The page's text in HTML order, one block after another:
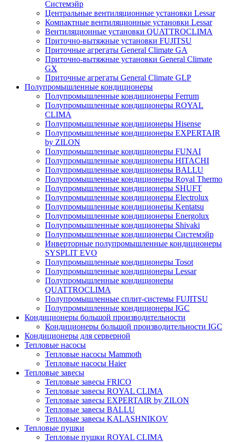
Системэйр
Центральные вентиляционные установки Lessar
Компактные вентиляционные установки Lessar
Вентиляционные установки QUATTROCLIMA
Приточно-вытяжные установки FUJITSU
Приточные агрегаты General Climate GA
Приточно-вытяжные установки General Climate
GX
Приточные агрегаты General Climate GLP
Полупромышленные кондиционеры
Полупромышленные кондиционеры Ferrum
Полупромышленные кондиционеры ROYAL
CLIMA
Полупромышленные кондиционеры Hisense
Полупромышленные кондиционеры EXPERTAIR
by ZILON
Полупромышленные кондиционеры FUNAI
Полупромышленные кондиционеры HITACHI
Полупромышленные кондиционеры BALLU
Полупромышленные кондиционеры Royal Thermo
Полупромышленные кондиционеры SHUFT
Полупромышленные кондиционеры Electrolux
Полупромышленные кондиционеры Kentatsu
Полупромышленные кондиционеры Energolux
Полупромышленные кондиционеры Shivaki
Полупромышленные кондиционеры Системэйр
Инверторные полупромышленные кондиционеры
SYSPLIT EVO
Полупромышленные кондиционеры Tosot
Полупромышленные кондиционеры Lessar
Полупромышленные кондиционеры
QUATTROCLIMA
Полупромышленные сплит-системы FUJITSU
Полупромышленные кондиционеры IGC
Кондиционеры большой производительности
Кондиционеры большой производительности IGC
Кондиционеры для серверной
Тепловые насосы
Тепловые насосы Mammoth
Тепловые насосы Haier
Тепловые завесы
Тепловые завесы FRICO
Тепловые завесы ROYAL CLIMA
Тепловые завесы EXPERTAIR by ZILON
Тепловые завесы BALLU
Тепловые завесы KALASHNIKOV
Тепловые пушки
Тепловые пушки ROYAL CLIMA